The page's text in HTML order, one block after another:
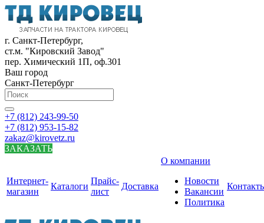
г. Санкт-Петербург,
ст.м. "Кировский Завод"
пер. Химический 1П, оф.301
Ваш город
Санкт-Петербург
+7 (812) 243-99-50
+7 (812) 953-15-82
zakaz@kirovetz.ru
ЗАКАЗАТЬ
Интернет-
магазин
Каталоги
Прайс-
лист
Доставка
О компании
Новости
Вакансии
Политика